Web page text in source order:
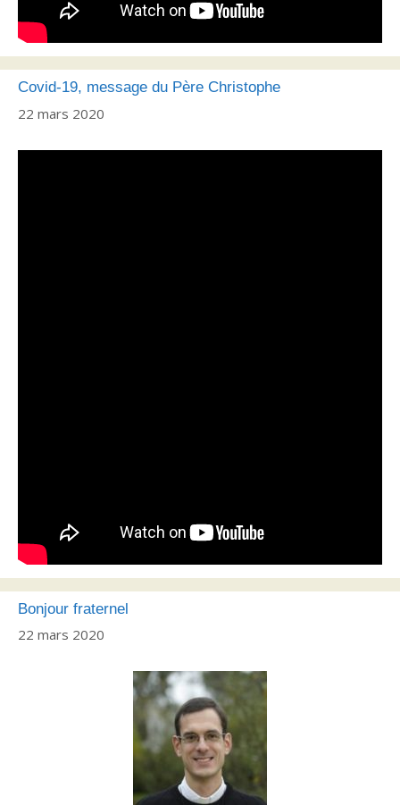
Covid-19, message du Père Christophe
22 mars 2020
Bonjour fraternel
22 mars 2020